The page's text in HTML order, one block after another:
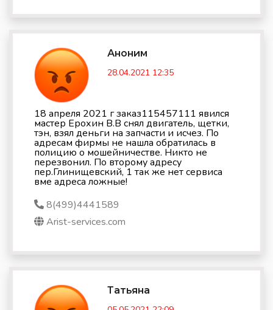
Аноним
28.04.2021 12:35
18 апреля 2021 г заказ115457111 явился
мастер Ерохин В.В снял двигатель, щетки,
тэн, взял деньги на запчасти и исчез. По
адресам фирмы не нашла обратилась в
полицию о мошейничестве. Никто не
перезвонил. По второму адресу
пер.Глинищевский, 1 так же нет сервиса
вме адреса ложные!
8(499)4441589
Arist-services.com
Татьяна